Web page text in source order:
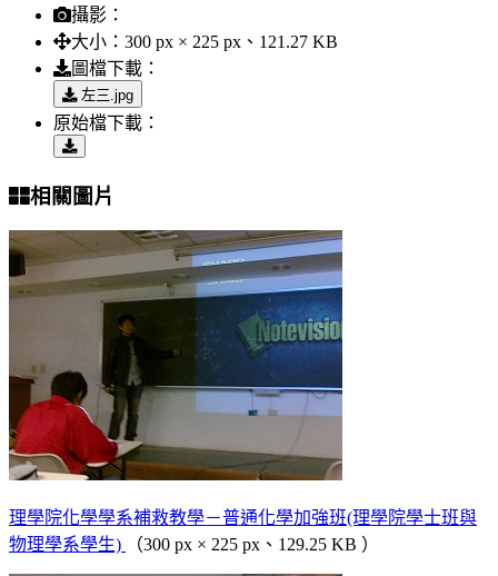
攝影：
大小： 300 px × 225 px、121.27 KB
圖檔下載：
左三.jpg
原始檔下載：
相關圖片
理學院化學學系補救教學－普通化學加強班(理學院學士班與
物理學系學生)
（300 px × 225 px、129.25 KB ）